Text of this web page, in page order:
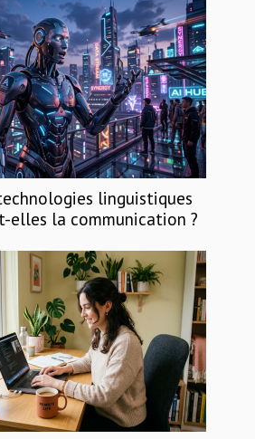
linguistiques
elles la communication ?